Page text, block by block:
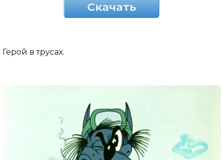
Скачать
Герой в трусах.